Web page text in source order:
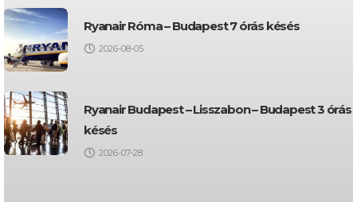
Ryanair Róma – Budapest 7 órás késés
2026-08-05
Ryanair Budapest – Lisszabon – Budapest 3 órás
késés
2026-07-28